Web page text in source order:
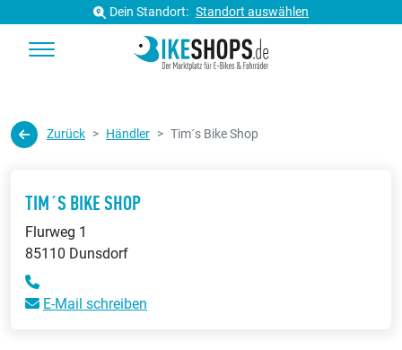
Dein Standort: Standort auswählen
Zurück Händler Tim´s Bike Shop
TIM´S BIKE SHOP
Flurweg 1
85110 Dunsdorf
E-Mail schreiben